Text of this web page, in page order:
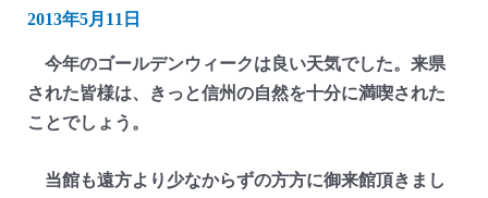
2013年5月11日
今年のゴールデンウィークは良い天気でした。来県
された皆様は、きっと信州の自然を十分に満喫された
ことでしょう。
当館も遠方より少なからずの方方に御来館頂きまし